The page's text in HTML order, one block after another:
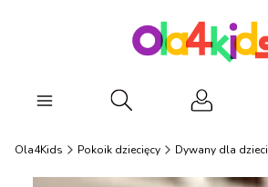
Otwórz wyszukiwarkę
Ola4Kids Pokoik dziecięcy Dywany dla dzieci